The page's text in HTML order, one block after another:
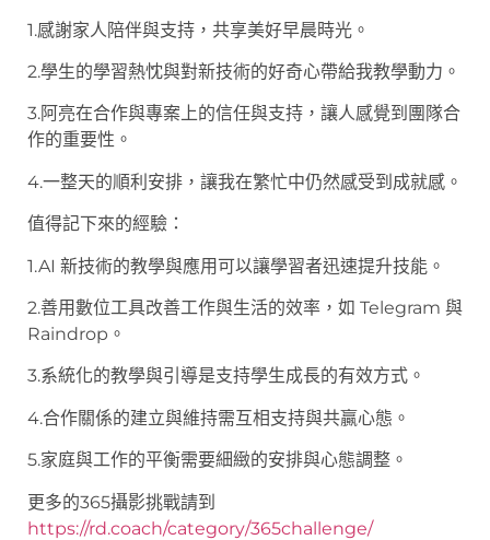
1.感謝家人陪伴與支持，共享美好早晨時光。
2.學生的學習熱忱與對新技術的好奇心帶給我教學動力。
3.阿亮在合作與專案上的信任與支持，讓人感覺到團隊合
作的重要性。
4.一整天的順利安排，讓我在繁忙中仍然感受到成就感。
值得記下來的經驗：
1.AI 新技術的教學與應用可以讓學習者迅速提升技能。
2.善用數位工具改善工作與生活的效率，如 Telegram 與
Raindrop。
3.系統化的教學與引導是支持學生成長的有效方式。
4.合作關係的建立與維持需互相支持與共贏心態。
5.家庭與工作的平衡需要細緻的安排與心態調整。
更多的365攝影挑戰請到
https://rd.coach/category/365challenge/